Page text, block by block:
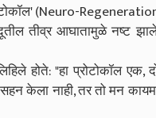
(Neuro-
तीव्र आघातामुळे नष्ट
होते: "हा प्रोटोकॉल
केला नाही, तर तो मन